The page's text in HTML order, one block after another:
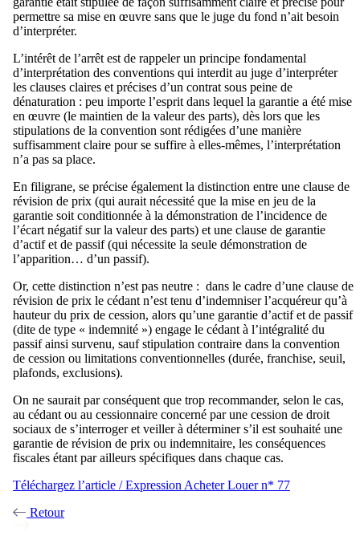
permettre sa mise en œuvre sans que le juge du fond n’ait besoin
d’interpréter.
L’intérêt de l’arrêt est de rappeler un principe fondamental
d’interprétation des conventions qui interdit au juge d’interpréter
les clauses claires et précises d’un contrat sous peine de
dénaturation : peu importe l’esprit dans lequel la garantie a été mise
en œuvre (le maintien de la valeur des parts), dès lors que les
stipulations de la convention sont rédigées d’une manière
suffisamment claire pour se suffire à elles-mêmes, l’interprétation
n’a pas sa place.
En filigrane, se précise également la distinction entre une clause de
révision de prix (qui aurait nécessité que la mise en jeu de la
garantie soit conditionnée à la démonstration de l’incidence de
l’écart négatif sur la valeur des parts) et une clause de garantie
d’actif et de passif (qui nécessite la seule démonstration de
l’apparition… d’un passif).
Or, cette distinction n’est pas neutre : dans le cadre d’une clause de
révision de prix le cédant n’est tenu d’indemniser l’acquéreur qu’à
hauteur du prix de cession, alors qu’une garantie d’actif et de passif
(dite de type « indemnité ») engage le cédant à l’intégralité du
passif ainsi survenu, sauf stipulation contraire dans la convention
de cession ou limitations conventionnelles (durée, franchise, seuil,
plafonds, exclusions).
On ne saurait par conséquent que trop recommander, selon le cas,
au cédant ou au cessionnaire concerné par une cession de droit
sociaux de s’interroger et veiller à déterminer s’il est souhaité une
garantie de révision de prix ou indemnitaire, les conséquences
fiscales étant par ailleurs spécifiques dans chaque cas.
Téléchargez l’article / Expression Acheter Louer n* 77
Retour